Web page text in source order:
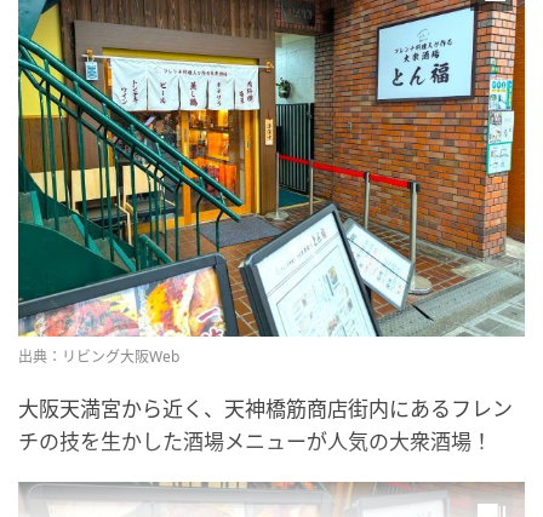
出典：リビング大阪Web
大阪天満宮から近く、天神橋筋商店街内にあるフレン
チの技を生かした酒場メニューが人気の大衆酒場！